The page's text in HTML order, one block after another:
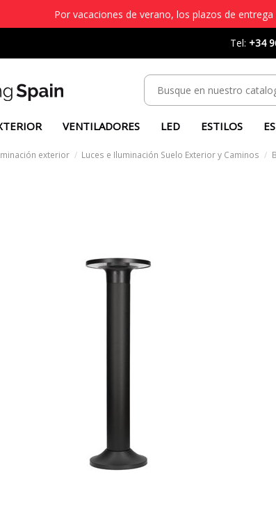
Por vacaciones de verano, los plazos de
Tel: +34
VENTILADORES LED ESTILOS
exterior Luces e Iluminación Suelo Exterior y Caminos